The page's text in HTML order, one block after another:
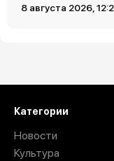
8 августа 2026,
Категории
Новости
Культура